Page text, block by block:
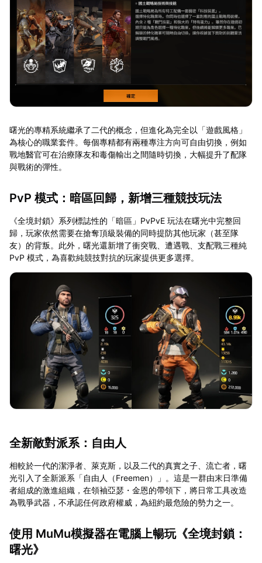
曙光的專精系統繼承了二代的概念，但進化為完全以「遊戲風格」
為核心的職業套件。每個專精都有兩種專注方向可自由切換，例如
戰地醫官可在治療隊友和毒傷輸出之間隨時切換，大幅提升了配隊
與戰術的彈性。
PvP 模式：暗區回歸，新增三種競技玩法
《全境封鎖》系列標誌性的「暗區」PvPvE 玩法在曙光中完整回
歸，玩家依然需要在搶奪頂級裝備的同時提防其他玩家（甚至隊
友）的背叛。此外，曙光還新增了衝突戰、遭遇戰、支配戰三種純
PvP 模式，為喜歡純競技對抗的玩家提供更多選擇。
全新敵對派系：自由人
相較於一代的潔淨者、萊克斯，以及二代的真實之子、流亡者，曙
光引入了全新派系「自由人（Freemen）」。這是一群由末日準備
者組成的激進組織，在領袖亞瑟・金恩的帶領下，將日常工具改造
為戰爭武器，不承認任何政府權威，為紐約最危險的勢力之一。
使用 MuMu模擬器在電腦上暢玩《全境封鎖：
曙光》